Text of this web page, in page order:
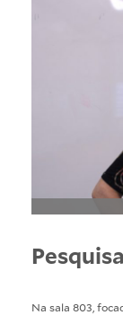
Pesquisa
Na sala 803,